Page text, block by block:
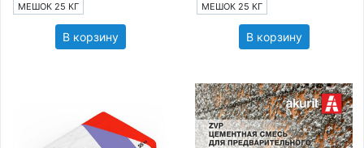
МЕШОК 25 КГ
В корзину
МЕШОК 25 КГ
В корзину